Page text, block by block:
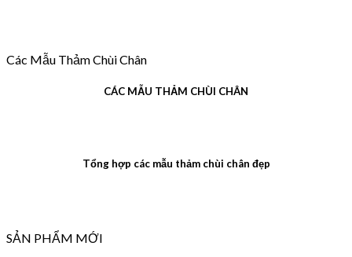
Các Mẫu Thảm Chùi Chân
CÁC MẪU THẢM CHÙI CHÂN
Tổng hợp các mẫu thảm chùi chân đẹp
SẢN PHẨM MỚI